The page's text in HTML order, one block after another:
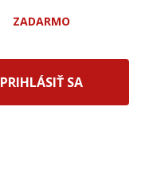
ZADARMO
PRIHLÁSIŤ SA